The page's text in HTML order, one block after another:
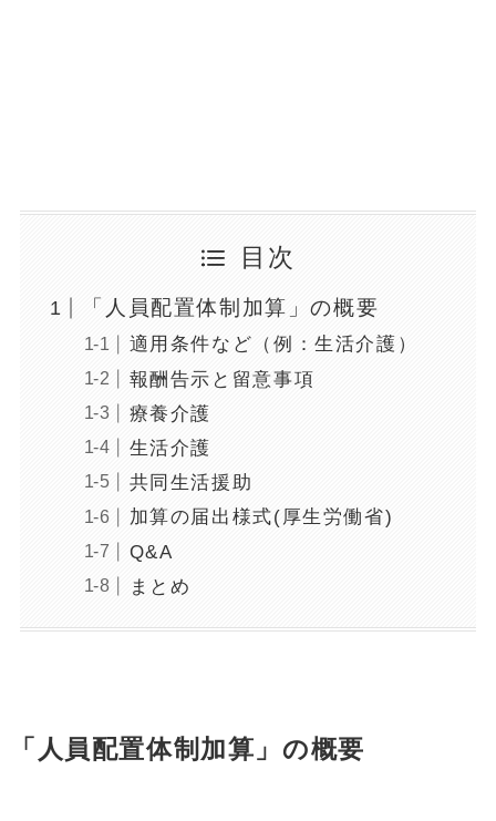
目次
「人員配置体制加算」の概要
適用条件など（例：生活介護）
報酬告示と留意事項
療養介護
生活介護
共同生活援助
加算の届出様式(厚生労働省)
Q&A
まとめ
「人員配置体制加算」の概要